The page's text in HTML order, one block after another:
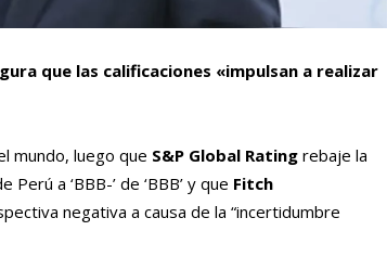
que las calificaciones «impulsan a realizar
mundo, luego que S&P Global Rating rebaje la
a ‘BBB-’ de ‘BBB’ y que Fitch
negativa a causa de la “incertidumbre